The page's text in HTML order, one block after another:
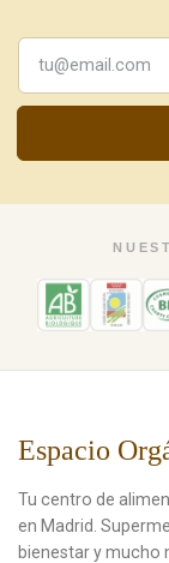
Espacio
Tu centro de
en Madrid.
bienestar y mucho